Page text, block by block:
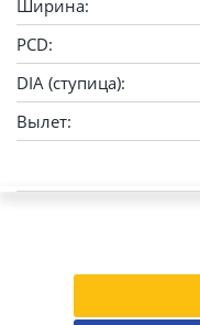
Ширина:
PCD:
DIA (ступица):
Вылет: